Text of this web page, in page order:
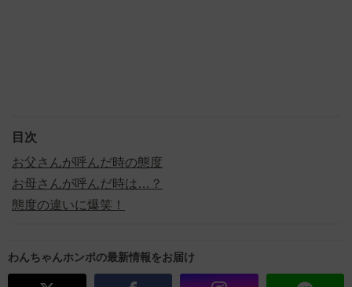
目次
お父さんが呼んだ時の態度
お母さんが呼んだ時は…？
態度の違いに爆笑！
わんちゃんホンポの最新情報をお届け